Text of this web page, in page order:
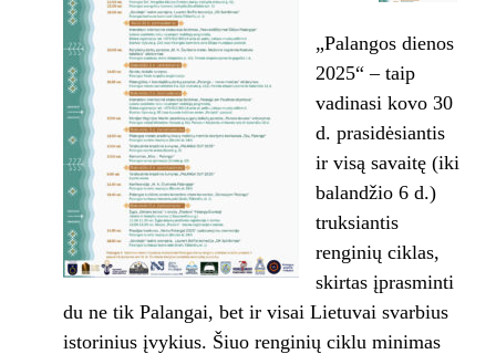
„Palangos dienos
2025“ – taip
vadinasi kovo 30
d. prasidėsiantis
ir visą savaitę (iki
balandžio 6 d.)
truksiantis
renginių ciklas,
skirtas įprasminti
du ne tik Palangai, bet ir visai Lietuvai svarbius
istorinius įvykius. Šiuo renginių ciklu minimas